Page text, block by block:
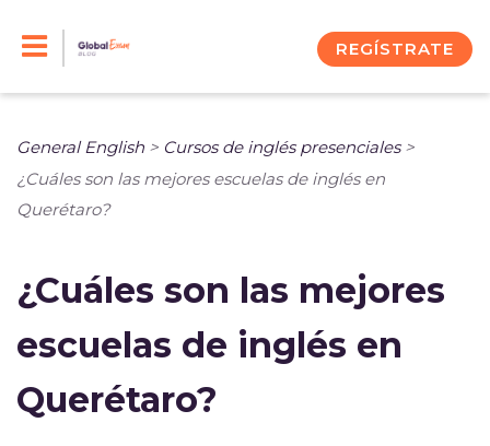
REGÍSTRATE
General English > Cursos de inglés presenciales>
¿Cuáles son las mejores escuelas de inglés en
Querétaro?
¿Cuáles son las mejores
escuelas de inglés en
Querétaro?